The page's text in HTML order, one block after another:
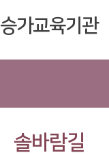
승가교육기관
솔바람길